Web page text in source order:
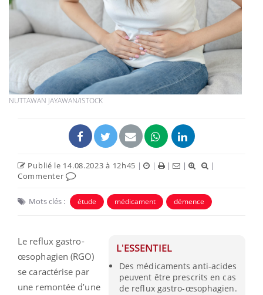
NUTTAWAN JAYAWAN/ISTOCK
Publié le 14.08.2023 à 12h45 | | | |
|
Commenter
Mots clés : étude médicament démence
L'ESSENTIEL
Des médicaments anti-acides
peuvent être prescrits en cas
de reflux gastro-œsophagien.
Le reflux gastro-
œsophagien (RGO)
se caractérise par
une remontée d’une